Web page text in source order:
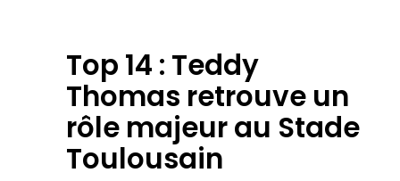
Top 14 : Teddy
Thomas retrouve un
rôle majeur au Stade
Toulousain